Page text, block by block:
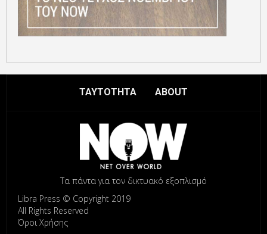
ΤΑΥΤΟΤΗΤΑ ABOUT
Τα πάντα για τον δικτυακό εξοπλισμό
Libra Press © Copyright 2019
All Rights Reserved
Όροι Χρήσης